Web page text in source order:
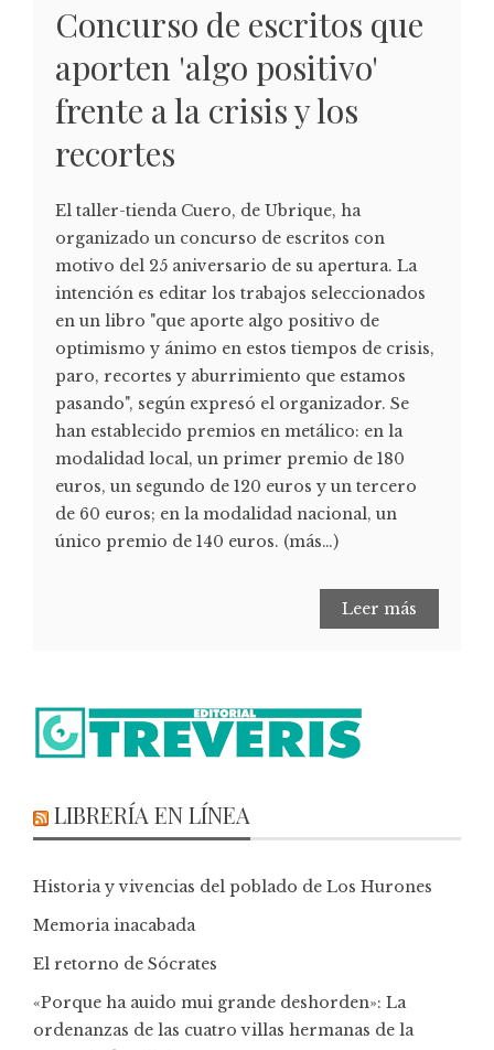
Concurso de escritos que
aporten 'algo positivo'
frente a la crisis y los
recortes
El taller-tienda Cuero, de Ubrique, ha
organizado un concurso de escritos con
motivo del 25 aniversario de su apertura. La
intención es editar los trabajos seleccionados
en un libro "que aporte algo positivo de
optimismo y ánimo en estos tiempos de crisis,
paro, recortes y aburrimiento que estamos
pasando", según expresó el organizador. Se
han establecido premios en metálico: en la
modalidad local, un primer premio de 180
euros, un segundo de 120 euros y un tercero
de 60 euros; en la modalidad nacional, un
único premio de 140 euros. (más…)
Leer más
LIBRERÍA EN LÍNEA
Historia y vivencias del poblado de Los Hurones
Memoria inacabada
El retorno de Sócrates
«Porque ha auido mui grande deshorden»: La
ordenanzas de las cuatro villas hermanas de la